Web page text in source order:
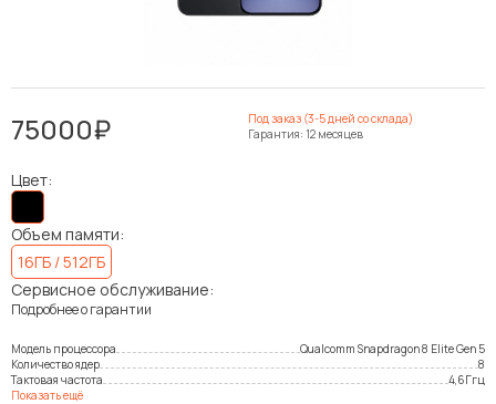
75000₽
Под заказ (3-5 дней со склада)
Гарантия: 12 месяцев
Цвет:
Объем памяти:
16ГБ / 512ГБ
Сервисное обслуживание:
Подробнее о гарантии
Модель процессора
Qualcomm Snapdragon 8 Elite Gen 5
Количество ядер
8
Тактовая частота
4,6Ггц
Показать ещё